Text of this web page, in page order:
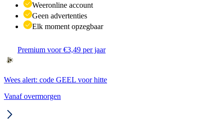
Weeronline account
Geen advertenties
Elk moment opzegbaar
Premium voor €3,49 per jaar
Wees alert: code GEEL voor hitte
Vanaf overmorgen